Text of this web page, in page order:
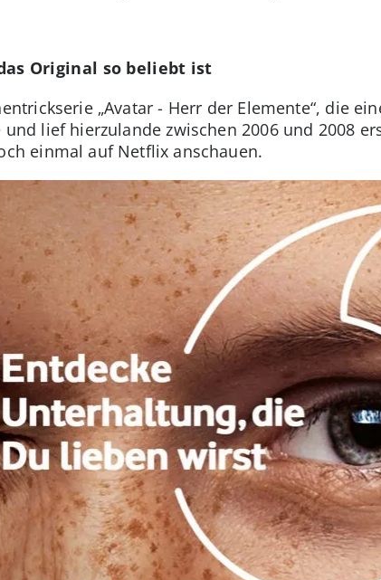
Original so beliebt ist
„Avatar - Herr der Elemente“, die
und lief hierzulande zwischen 2006 und 2008
einmal auf Netflix anschauen.